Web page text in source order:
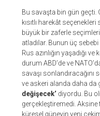
Bu savaşta bin gün geçti.
kısıtlı harekât
büyük bir zaferle
atladılar. Bunun üç
Rus azınlığın yaşadığı
durum ABD’de ve
savaşı
ve askeri alanda daha da
değişecek’ diyordu. Bu
gerçekleştiremedi.
küresel güneyin yeni